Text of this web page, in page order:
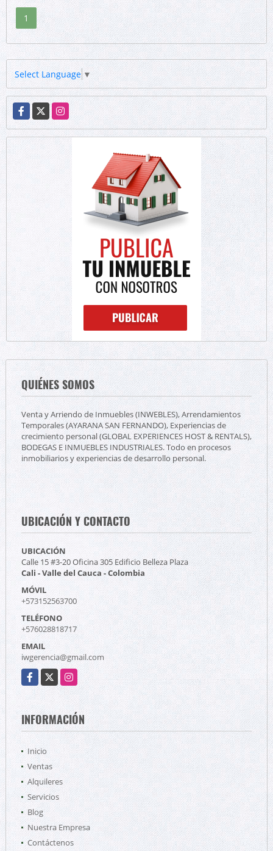
1
Select Language ▼
Facebook
X Instagram
QUIÉNES SOMOS
Venta y Arriendo de Inmuebles (INWEBLES), Arrendamientos
Temporales (AYARANA SAN FERNANDO), Experiencias de
crecimiento personal (GLOBAL EXPERIENCES HOST & RENTALS),
BODEGAS E INMUEBLES INDUSTRIALES. Todo en procesos
inmobiliarios y experiencias de desarrollo personal.
UBICACIÓN Y CONTACTO
UBICACIÓN
Calle 15 #3-20 Oficina 305 Edificio Belleza Plaza
Cali - Valle del Cauca - Colombia
MÓVIL
+573152563700
TELÉFONO
+576028818717
EMAIL
iwgerencia@gmail.com
Facebook
X Instagram
INFORMACIÓN
Inicio
Ventas
Alquileres
Servicios
Blog
Nuestra Empresa
Contáctenos